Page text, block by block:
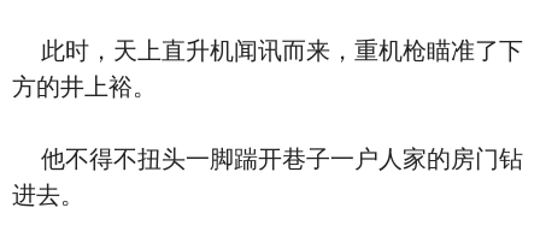
此时，天上直升机闻讯而来，重机枪瞄准了下
方的井上裕。
他不得不扭头一脚踹开巷子一户人家的房门钻
进去。